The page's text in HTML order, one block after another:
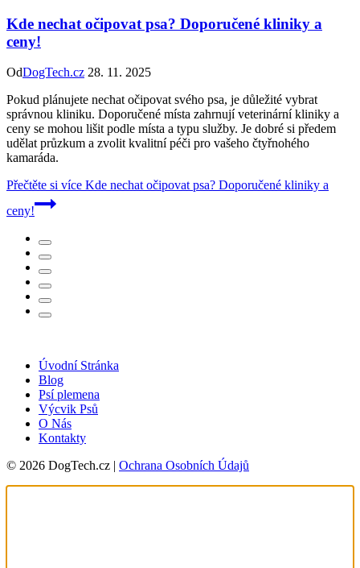
Kde nechat očipovat psa? Doporučené kliniky a
ceny!
OdDogTech.cz 28. 11. 2025
Pokud plánujete nechat očipovat svého psa, je důležité vybrat
správnou kliniku. Doporučené místa zahrnují veterinární kliniky a
ceny se mohou lišit podle místa a typu služby. Je dobré si předem
udělat průzkum a zvolit kvalitní péči pro vašeho čtyřnohého
kamaráda.
Přečtěte si více Kde nechat očipovat psa? Doporučené kliniky a
ceny!
Úvodní Stránka
Blog
Psí plemena
Výcvik Psů
O Nás
Kontakty
© 2026 DogTech.cz | Ochrana Osobních Údajů